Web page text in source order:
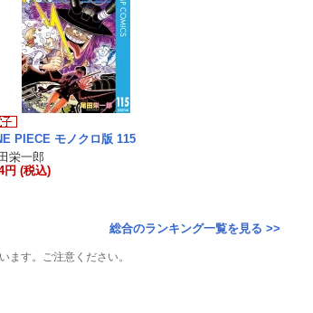
PIECE モノクロ版 115
栄一郎
円 (税込)
総合のランキング一覧を見る >>
す。ご注意ください。